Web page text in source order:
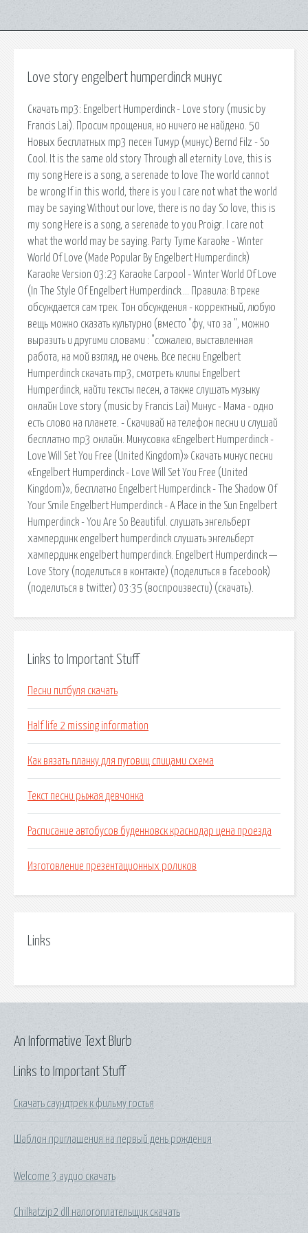
Love story engelbert humperdinck минус
Скачать mp3: Engelbert Humperdinck - Love story (music by
Francis Lai). Просим прощения, но ничего не найдено. 50
Новых бесплатных mp3 песен Тимур (минус) Bernd Filz - So
Cool. It is the same old story Through all eternity Love, this is
my song Here is a song, a serenade to love The world cannot
be wrong If in this world, there is you I care not what the world
may be saying Without our love, there is no day So love, this is
my song Here is a song, a serenade to you Proigr. I care not
what the world may be saying. Party Tyme Karaoke - Winter
World Of Love (Made Popular By Engelbert Humperdinck)
Karaoke Version 03:23 Karaoke Carpool - Winter World Of Love
(In The Style Of Engelbert Humperdinck…. Правила: В треке
обсуждается сам трек. Тон обсуждения - корректный, любую
вещь можно сказать культурно (вместо "фу, что за ", можно
выразить и другими словами : "сожалею, выставленная
работа, на мой взгляд, не очень. Все песни Engelbert
Humperdinck скачать mp3, смотреть клипы Engelbert
Humperdinck, найти тексты песен, а также слушать музыку
онлайн Love story (music by Francis Lai) Минус - Мама - одно
есть слово на планете. - Скачивай на телефон песни и слушай
бесплатно mp3 онлайн. Минусовка «Engelbert Humperdinck -
Love Will Set You Free (United Kingdom)» Скачать минус песни
«Engelbert Humperdinck - Love Will Set You Free (United
Kingdom)», бесплатно Engelbert Humperdinck - The Shadow Of
Your Smile Engelbert Humperdinck - A Place in the Sun Engelbert
Humperdinck - You Are So Beautiful. слушать энгельберт
хампердинк engelbert humperdinck слушать энгельберт
хампердинк engelbert humperdinck. Engelbert Humperdinck —
Love Story (поделиться в контакте) (поделиться в facebook)
(поделиться в twitter) 03:35 (воспроизвести) (скачать).
Links to Important Stuff
Песни питбуля скачать
Half life 2 missing information
Как вязать планку для пуговиц спицами схема
Текст песни рыжая девчонка
Расписание автобусов буденновск краснодар цена проезда
Изготовление презентационных роликов
Links
Links to Important Stuff
Скачать саундтрек к фильму гостья
Шаблон приглашения на первый день рождения
Welcome 3 аудио скачать
Chilkatzip2 dll налогоплательщик скачать
An Informative Text Blurb